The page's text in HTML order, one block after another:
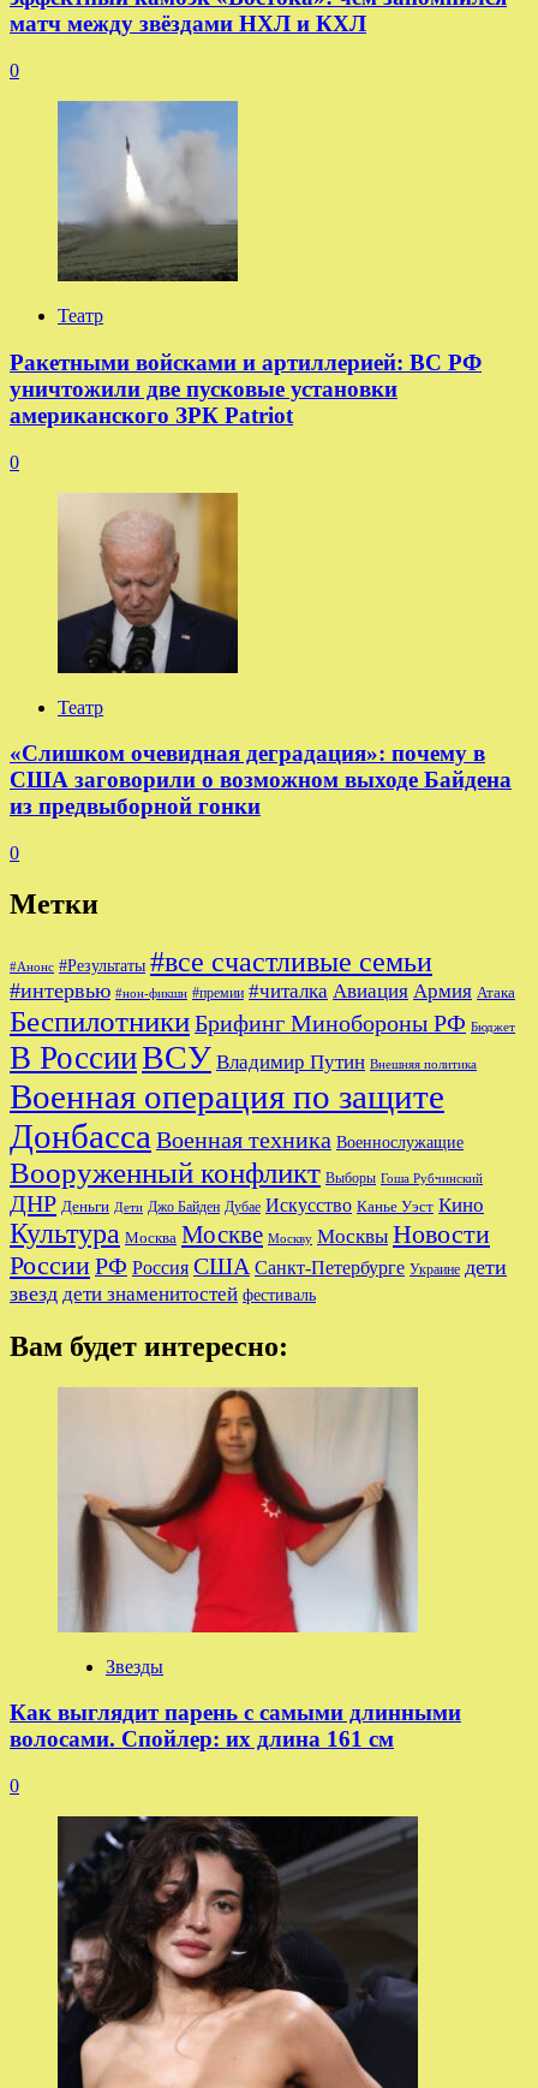
матч между звёздами НХЛ и КХЛ
0
Театр
Ракетными войсками и артиллерией: ВС РФ
уничтожили две пусковые установки
американского ЗРК Patriot
0
Театр
«Слишком очевидная деградация»: почему в
США заговорили о возможном выходе Байдена
из предвыборной гонки
0
Метки
#Анонс #Результаты #все счастливые семьи
#интервью #нон-фикшн #премии #читалка Авиация Армия Атака
БеспилотникиБрифинг Минобороны РФ Бюджет
В РоссииВСУ Владимир Путин Внешняя политика
Военная операция по защите
Донбасса Военная техника Военнослужащие
Вооруженный конфликт Выборы Гоша Рубчинский
ДНР Деньги Дети Джо Байден Дубае Искусство Канье Уэст Кино
Культура Москва Москве Москву Москвы Новости
РоссииРФ Россия США Санкт-Петербурге Украине дети
звезд дети знаменитостей фестиваль
Вам будет интересно:
Звезды
Как выглядит парень с самыми длинными
волосами. Спойлер: их длина 161 см
0